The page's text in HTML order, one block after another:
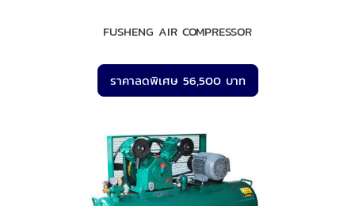
FUSHENG AIR COMPRESSOR
ราคาลดพิเศษ 56,500 บาท